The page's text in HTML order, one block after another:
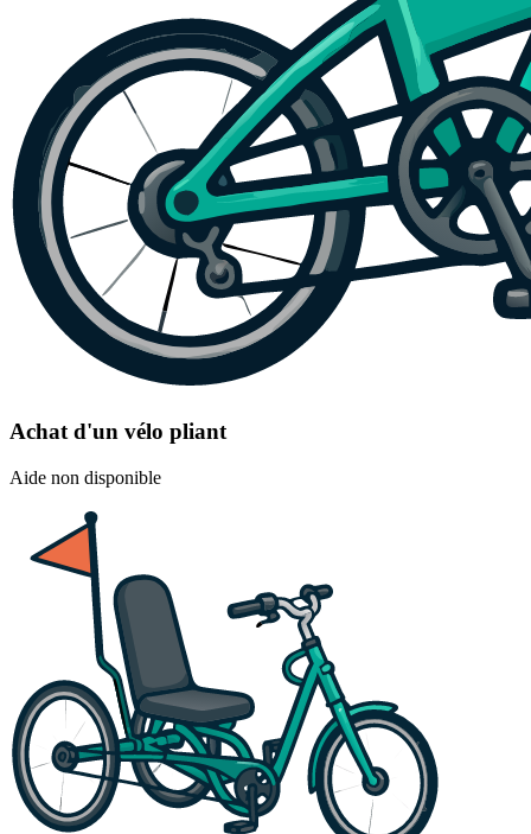
Achat d'un vélo pliant
Aide non disponible